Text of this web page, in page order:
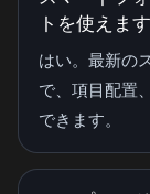
トを使えま
はい。最新の
で、項目配置
できます。